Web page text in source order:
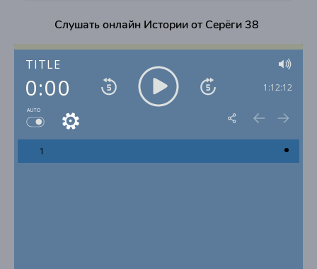
Слушать онлайн Истории от Серёги 38
TITLE
0:00 1:12:12
AUTO
1